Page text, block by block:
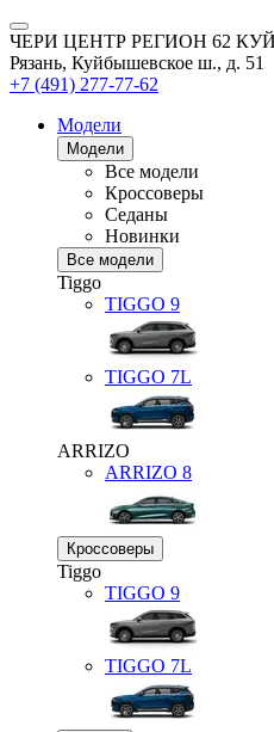
ЧЕРИ ЦЕНТР РЕГИОН 62
Рязань, Куйбышевское ш., д. 51
+7 (491) 277-77-62
Модели
Модели
Все модели
Кроссоверы
Седаны
Новинки
Все модели
Tiggo
TIGGO 9
TIGGO 7L
ARRIZO
ARRIZO 8
Кроссоверы
Tiggo
TIGGO 9
TIGGO 7L